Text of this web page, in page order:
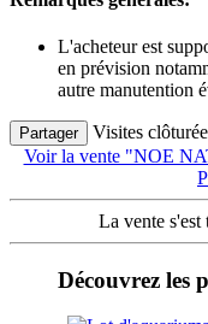
L'acheteur est
en prévision
autre manutention
Partager Visites
Voir la vente "NOE
La vente s'est
Découvrez les